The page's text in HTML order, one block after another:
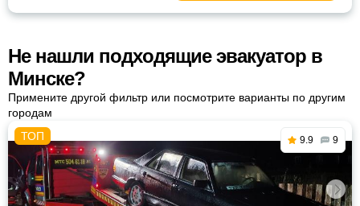
Не нашли подходящие эвакуатор в
Минске?
Примените другой фильтр или посмотрите варианты по другим
городам
9.9 9